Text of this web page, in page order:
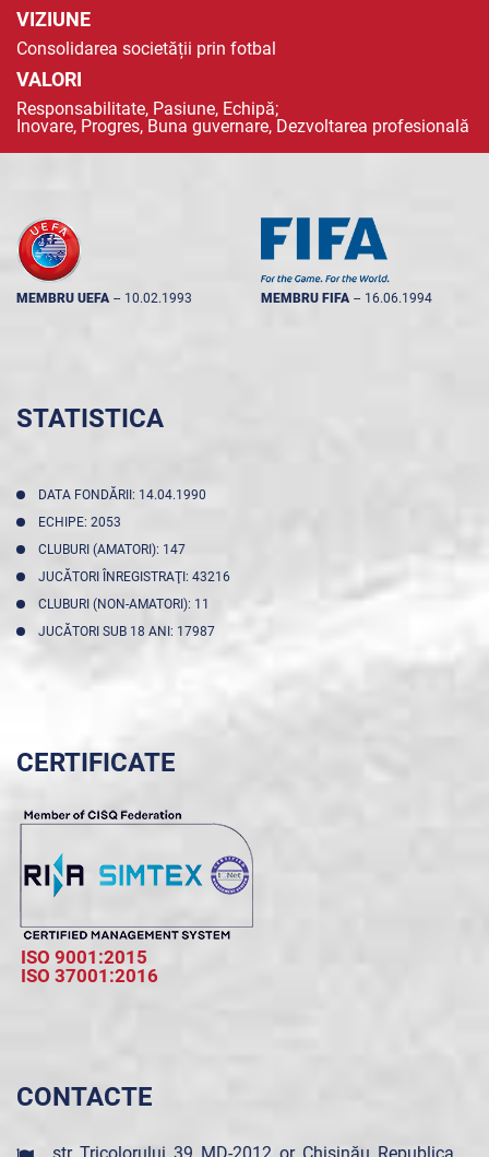
VIZIUNE
Consolidarea societății prin fotbal
VALORI
Responsabilitate, Pasiune, Echipă;
Inovare, Progres, Buna guvernare, Dezvoltarea profesională
MEMBRU UEFA -- 10.02.1993 MEMBRU FIFA -- 16.06.1994
STATISTICA
DATA FONDĂRII: 14.04.1990
ECHIPE: 2053
CLUBURI (AMATORI): 147
JUCĂTORI ÎNREGISTRAŢI: 43216
CLUBURI (NON-AMATORI): 11
JUCĂTORI SUB 18 ANI: 17987
CERTIFICATE
ISO 9001:2015
ISO 37001:2016
CONTACTE
str. Tricolorului, 39, MD-2012, or. Chișinău, Republica